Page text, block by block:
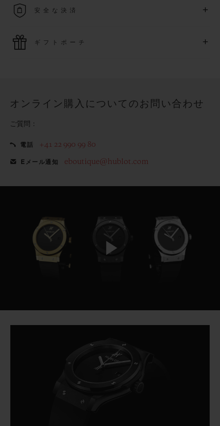
す
安全な決済 +
ご購入は迅速で安全に処理され、お客様の個人情報は確実に
ギフトポーチ +
オンライン購入についてのお問い合わせ
ご質問：
電話 +41 22 990 99 80
Eメール通知 eboutique@hublot.com
Play
Video